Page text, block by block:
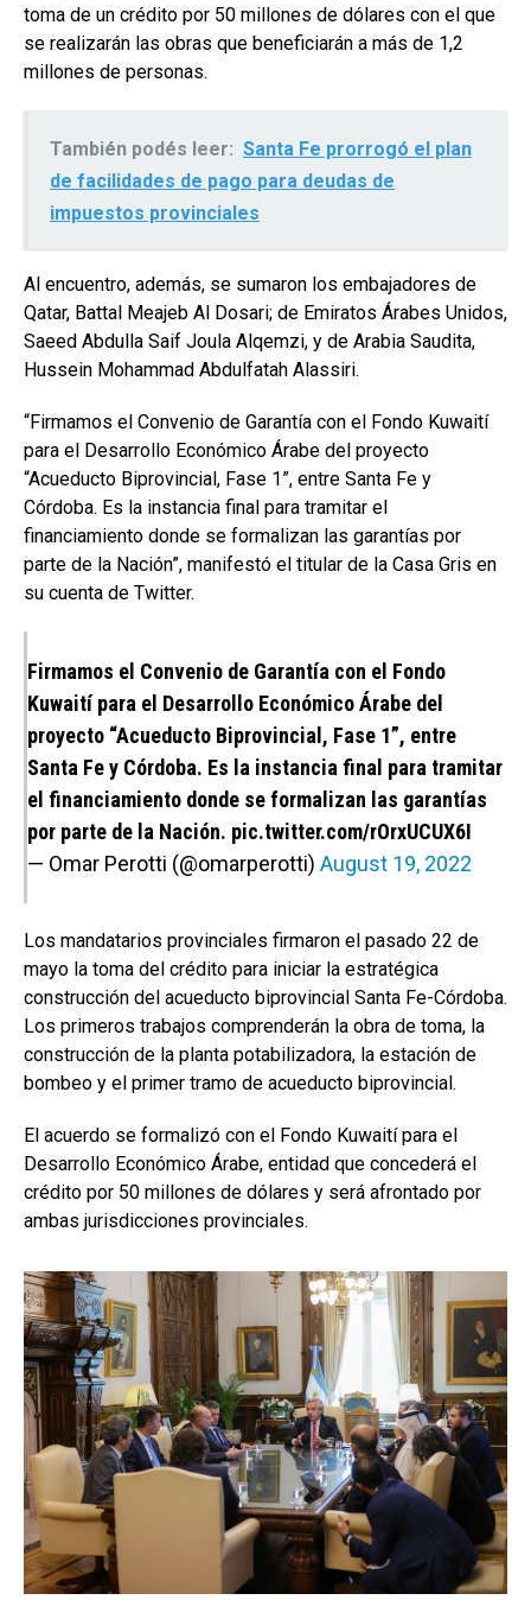
toma de un crédito por 50 millones de dólares con el que
se realizarán las obras que beneficiarán a más de 1,2
millones de personas.
También podés leer: Santa Fe prorrogó el plan
de facilidades de pago para deudas de
impuestos provinciales
Al encuentro, además, se sumaron los embajadores de
Qatar, Battal Meajeb Al Dosari; de Emiratos Árabes Unidos,
Saeed Abdulla Saif Joula Alqemzi, y de Arabia Saudita,
Hussein Mohammad Abdulfatah Alassiri.
“Firmamos el Convenio de Garantía con el Fondo Kuwaití
para el Desarrollo Económico Árabe del proyecto
“Acueducto Biprovincial, Fase 1”, entre Santa Fe y
Córdoba. Es la instancia final para tramitar el
financiamiento donde se formalizan las garantías por
parte de la Nación”, manifestó el titular de la Casa Gris en
su cuenta de Twitter.
Firmamos el Convenio de Garantía con el Fondo
Kuwaití para el Desarrollo Económico Árabe del
proyecto “Acueducto Biprovincial, Fase 1”, entre
Santa Fe y Córdoba. Es la instancia final para tramitar
el financiamiento donde se formalizan las garantías
por parte de la Nación. pic.twitter.com/rOrxUCUX6I
— Omar Perotti (@omarperotti) August 19, 2022
Los mandatarios provinciales firmaron el pasado 22 de
mayo la toma del crédito para iniciar la estratégica
construcción del acueducto biprovincial Santa Fe-Córdoba.
Los primeros trabajos comprenderán la obra de toma, la
construcción de la planta potabilizadora, la estación de
bombeo y el primer tramo de acueducto biprovincial.
El acuerdo se formalizó con el Fondo Kuwaití para el
Desarrollo Económico Árabe, entidad que concederá el
crédito por 50 millones de dólares y será afrontado por
ambas jurisdicciones provinciales.